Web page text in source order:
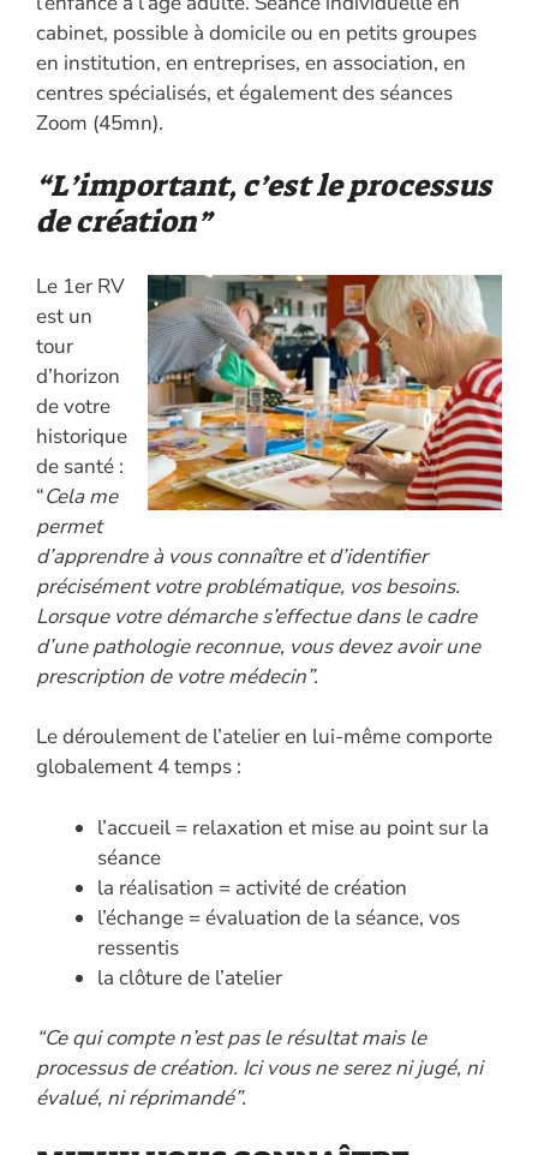
cabinet, possible à domicile ou en petits groupes
en institution, en entreprises, en association, en
centres spécialisés, et également des séances
Zoom (45mn).
“L’important, c’est le processus
de création”
Le 1er RV
est un
tour
d’horizon
de votre
historique
de santé :
“Cela me
permet
d’apprendre à vous connaître et d’identifier
précisément votre problématique, vos besoins.
Lorsque votre démarche s’effectue dans le cadre
d’une pathologie reconnue, vous devez avoir une
prescription de votre médecin”.
Le déroulement de l’atelier en lui-même comporte
globalement 4 temps :
l’accueil = relaxation et mise au point sur la
séance
la réalisation = activité de création
l’échange = évaluation de la séance, vos
ressentis
la clôture de l’atelier
“Ce qui compte n’est pas le résultat mais le
processus de création. Ici vous ne serez ni jugé, ni
évalué, ni réprimandé”.